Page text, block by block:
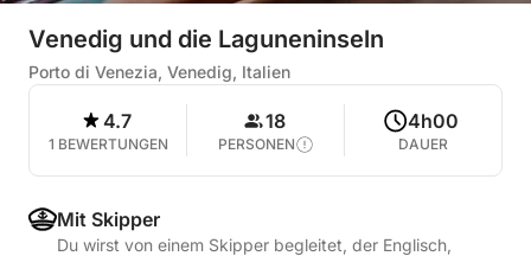
Venedig und die Laguneninseln
Porto di Venezia, Venedig, Italien
4.7
1 BEWERTUNGEN
18
PERSONEN
4h00
DAUER
Mit Skipper
Du wirst von einem Skipper begleitet, der Englisch,